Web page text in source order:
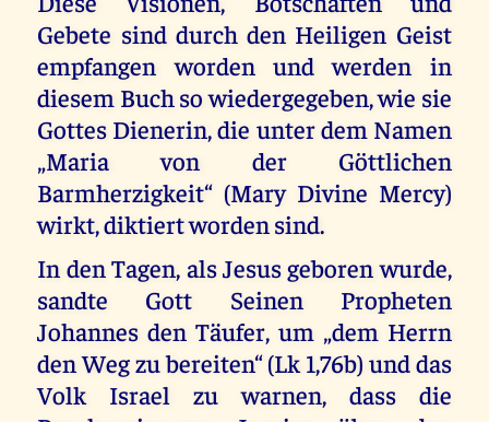
Gebete sind durch den Heiligen Geist
empfangen worden und werden in
diesem Buch so wiedergegeben, wie sie
Gottes Dienerin, die unter dem Namen
„Maria von der Göttlichen
Barmherzigkeit“ (Mary Divine Mercy)
wirkt, diktiert worden sind.
In den Tagen, als Jesus geboren wurde,
sandte Gott Seinen Propheten
Johannes den Täufer, um „dem Herrn
den Weg zu bereiten“ (Lk 1,76b) und das
Volk Israel zu warnen, dass die